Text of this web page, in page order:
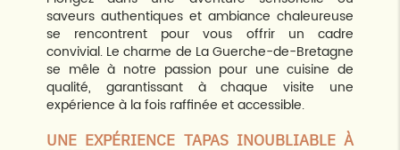
saveurs authentiques et ambiance chaleureuse
se rencontrent pour vous offrir un cadre
convivial. Le charme de La Guerche-de-Bretagne
se mêle à notre passion pour une cuisine de
qualité, garantissant à chaque visite une
expérience à la fois raffinée et accessible.
UNE EXPÉRIENCE TAPAS INOUBLIABLE À